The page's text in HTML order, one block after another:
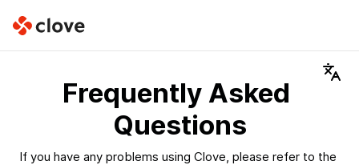
Frequently Asked
Questions
If you have any problems using Clove, please refer to the